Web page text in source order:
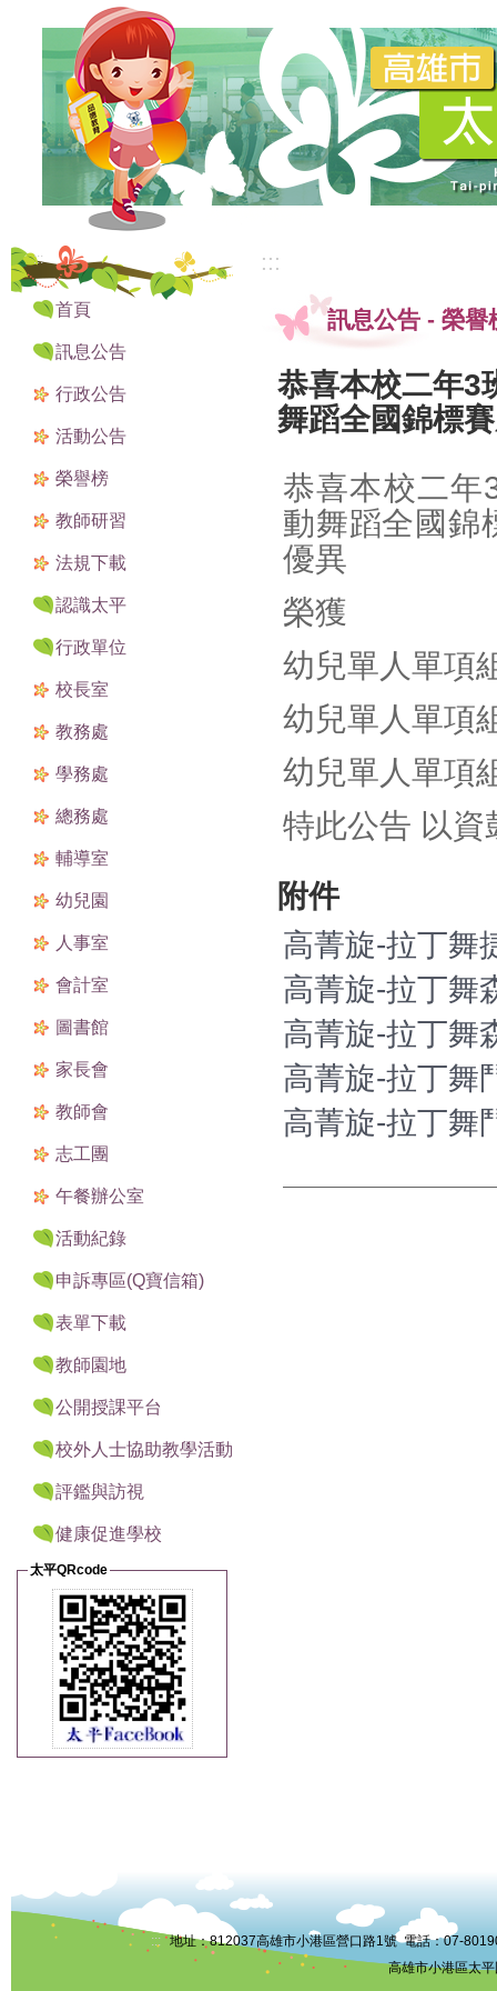
:::
首頁
訊息公告
行政公告
活動公告
榮譽榜
教師研習
法規下載
認識太平
行政單位
校長室
教務處
學務處
總務處
輔導室
幼兒園
人事室
會計室
圖書館
家長會
教師會
志工團
午餐辦公室
活動紀錄
申訴專區(Q寶信箱)
表單下載
教師園地
公開授課平台
校外人士協助教學活動
評鑑與訪視
健康促進學校
太平QRcode
:::
訊息公告 - 榮譽
恭喜本校二年3
舞蹈全國錦標
恭喜本校二年
動舞蹈全國錦
優異
榮獲
幼兒單人單項
幼兒單人單項
幼兒單人單項
特此公告 以資
附件
高菁旋-拉丁舞
高菁旋-拉丁舞
高菁旋-拉丁舞
高菁旋-拉丁舞
高菁旋-拉丁舞
::: 地址：812037高雄市小港區營口路1號 電話：07-
高雄市小港區太